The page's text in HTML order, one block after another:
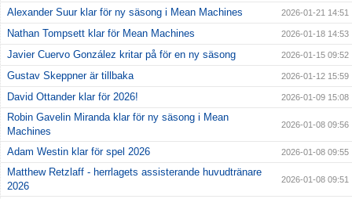
Alexander Suur klar för ny säsong i Mean Machines 2026-01-21 14:51
Nathan Tompsett klar för Mean Machines 2026-01-18 14:53
Javier Cuervo González kritar på för en ny säsong 2026-01-15 09:52
Gustav Skeppner är tillbaka 2026-01-12 15:59
David Ottander klar för 2026! 2026-01-09 15:08
Robin Gavelin Miranda klar för ny säsong i Mean
Machines
2026-01-08 09:56
Adam Westin klar för spel 2026 2026-01-08 09:55
Matthew Retzlaff - herrlagets assisterande huvudtränare
2026
2026-01-08 09:51